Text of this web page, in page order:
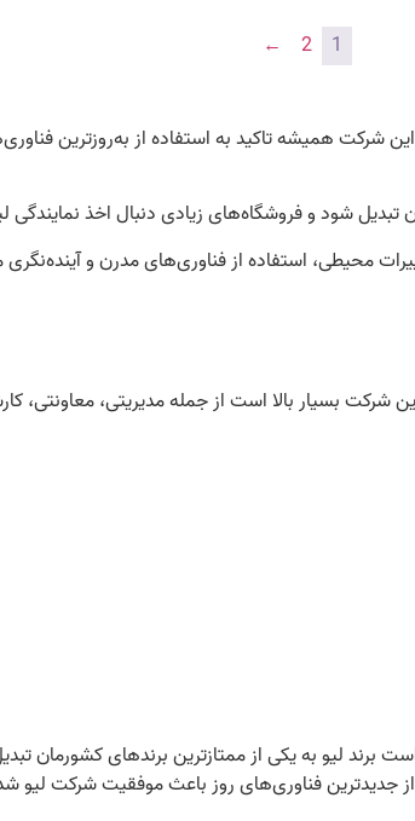
1
2
←
شرکت همیشه تاکید به استفاده از به‌روزترین
محیطی، استفاده از فناوری‌های مدرن و
شرکت بسیار بالا است از جمله مدیریتی، معاونتی،
برند لیو به یکی از ممتازترین برندهای کشورمان
از جدیدترین فناوری‌های روز باعث موفقیت شرکت لیو